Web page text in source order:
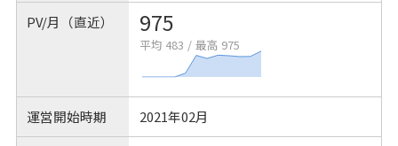
PV/月（直近） 975
平均 483 / 最高 975
運営開始時期 2021年02月